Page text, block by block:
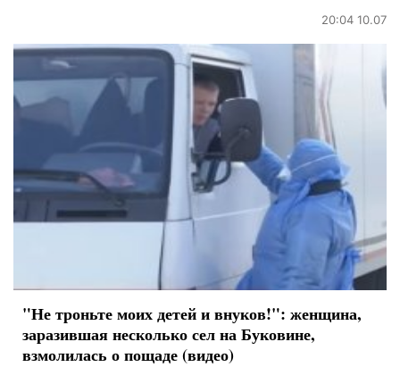
20:04 10.07
"Не троньте моих детей и внуков!": женщина,
заразившая несколько сел на Буковине,
взмолилась о пощаде (видео)